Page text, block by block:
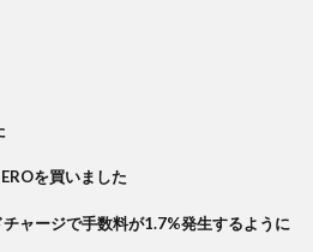
を買いました
ャージで手数料が1.7%発生するように